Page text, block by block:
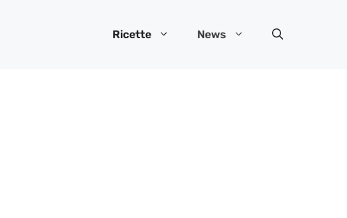
Ricette News